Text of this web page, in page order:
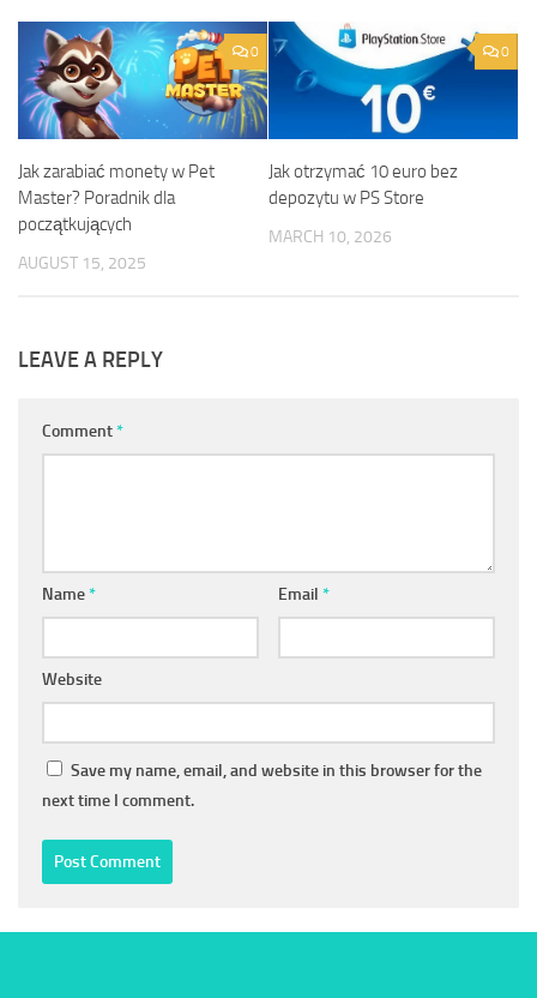
0
Jak zarabiać monety w Pet
Master? Poradnik dla
początkujących
AUGUST 15, 2025
0
Jak otrzymać 10 euro bez
depozytu w PS Store
MARCH 10, 2026
LEAVE A REPLY
Comment*
Name* Email *
Website
Save my name, email, and website in this browser for the
next time I comment.